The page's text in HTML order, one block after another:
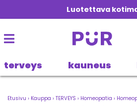
Luotettava
terveys kauneus
Etusivu › Kauppa › TERVEYS › Homeopatia ›